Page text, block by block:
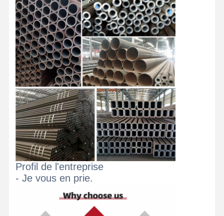
Coils en acier inoxydable
Barres et bobines en aluminium
Des bandes de cuivre et des barres de cuivre
Lingots de zinc
Ingots et plaques de plomb
Profil de l'entreprise
- Je vous en prie.